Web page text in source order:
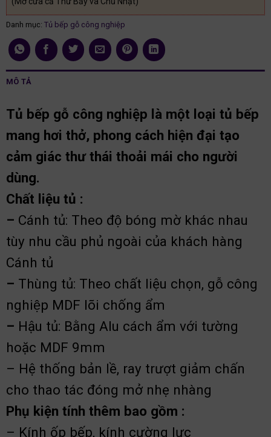
Danh mục: Tủ bếp gỗ công nghiệp
MÔ TẢ
Tủ bếp gỗ công nghiệp là một loại tủ bếp
mang hơi thở, phong cách hiện đại tạo
cảm giác thư thái thoải mái cho người
dùng.
Chất liệu tủ :
– Cánh tủ: Theo độ bóng mờ khác nhau
tùy nhu cầu phủ ngoài của khách hàng
Cánh tủ
– Thùng tủ: Theo chất liệu chọn, gỗ công
nghiệp MDF lõi chống ẩm
– Hậu tủ: Bằng Alu cách ẩm với tường
hoặc MDF 9mm
– Hệ thống bản lề, ray trượt giảm chấn
cho thao tác đóng mở nhẹ nhàng
Phụ kiện tính thêm bao gồm :
– Kính ốp bếp, kính cường lực